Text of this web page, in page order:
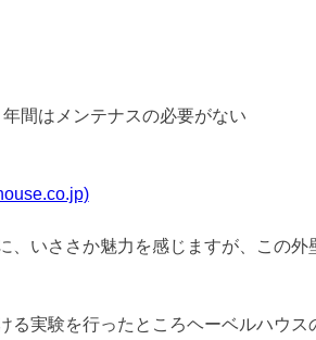
間はメンテナスの必要がない
、いささか魅力を感じますが、この外
る実験を行ったところヘーベルハウス